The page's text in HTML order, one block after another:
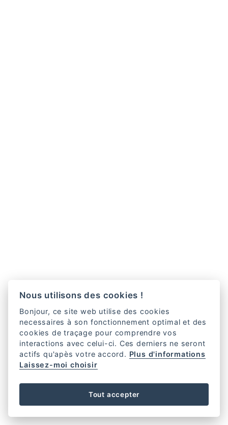
Nous utilisons des cookies !
Bonjour, ce site web utilise des cookies
necessaires à son fonctionnement optimal et des
cookies de traçage pour comprendre vos
interactions avec celui-ci. Ces derniers ne seront
actifs qu'apès votre accord. Plus d'informations
Laissez-moi choisir
Tout accepter